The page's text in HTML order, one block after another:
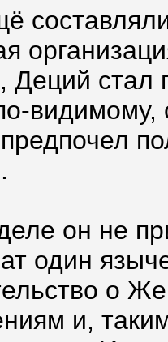
Деций стал
видимому,
он не
один
о
и,